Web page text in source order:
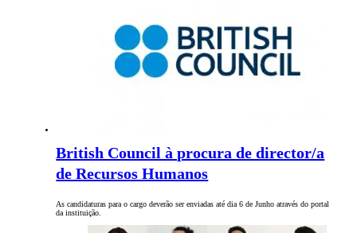
British Council à procura de director/a
de Recursos Humanos
As candidaturas para o cargo deverão ser enviadas até dia 6 de Junho através do portal
da instituição.